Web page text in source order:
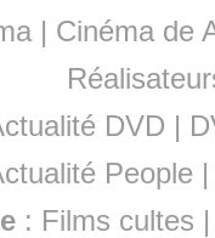
| Cinéma de
DVD |
People
: Films cultes